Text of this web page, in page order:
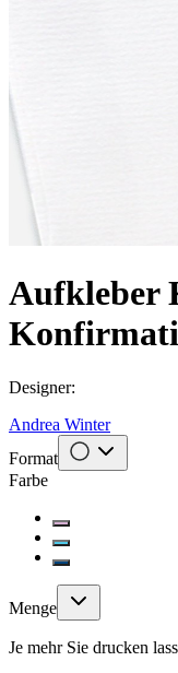
Aufkleber
Designer:
Andrea Winter
Format
Farbe
Menge
Je mehr Sie drucken